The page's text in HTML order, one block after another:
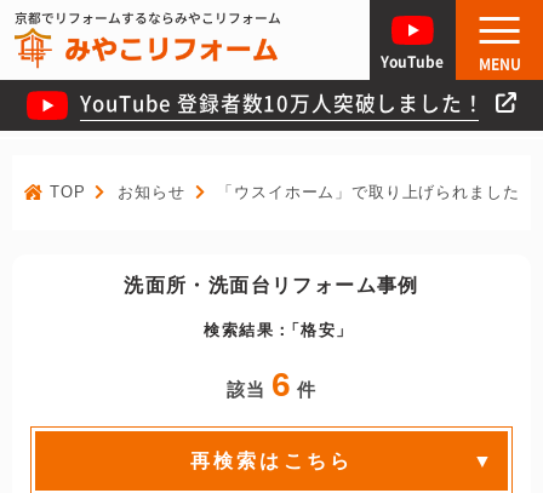
京都でリフォームするならみやこリフォーム
YouTube 登録者数10万人突破しました！
YouTube MENU
TOP お知らせ 「ウスイホーム」で取り上げられました！
洗面所・洗面台リフォーム事例
検索結果：格安
該当 6 件
再検索はこちら